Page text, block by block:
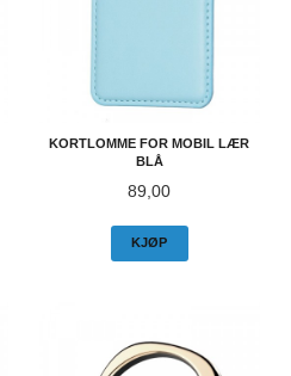
KORTLOMME FOR MOBIL LÆR
BLÅ
Pris
89,00
KJØP